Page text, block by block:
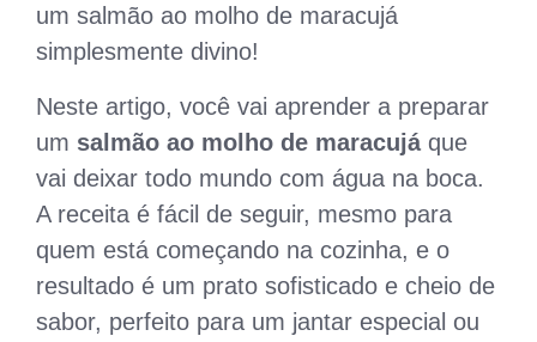
um salmão ao molho de maracujá
simplesmente divino!
Neste artigo, você vai aprender a preparar
um salmão ao molho de maracujáque
vai deixar todo mundo com água na boca.
A receita é fácil de seguir, mesmo para
quem está começando na cozinha, e o
resultado é um prato sofisticado e cheio de
sabor, perfeito para um jantar especial ou